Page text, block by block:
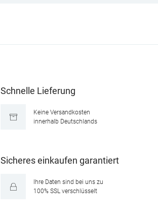
Schnelle Lieferung
Keine Versandkosten
innerhalb Deutschlands
Sicheres einkaufen garantiert
Ihre Daten sind bei uns zu
100% SSL verschlüsselt